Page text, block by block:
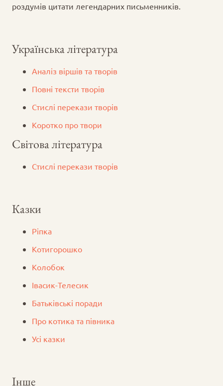
роздумів цитати легендарних письменників.
Українська література
Аналіз віршів та творів
Повні тексти творів
Стислі перекази творів
Коротко про твори
Світова література
Стислі перекази творів
Казки
Ріпка
Котигорошко
Колобок
Iвасик-Телесик
Батьківські поради
Про котика та півника
Усі казки
Інше